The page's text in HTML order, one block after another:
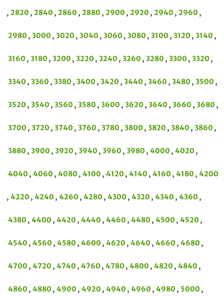
, 2820 , 2840 , 2860 , 2880 , 2900 , 2920 , 2940 , 2960 ,
2980 , 3000 , 3020 , 3040 , 3060 , 3080 , 3100 , 3120 , 3140 ,
3160 , 3180 , 3200 , 3220 , 3240 , 3260 , 3280 , 3300 , 3320 ,
3340 , 3360 , 3380 , 3400 , 3420 , 3440 , 3460 , 3480 , 3500 ,
3520 , 3540 , 3560 , 3580 , 3600 , 3620 , 3640 , 3660 , 3680 ,
3700 , 3720 , 3740 , 3760 , 3780 , 3800 , 3820 , 3840 , 3860 ,
3880 , 3900 , 3920 , 3940 , 3960 , 3980 , 4000 , 4020 ,
4040 , 4060 , 4080 , 4100 , 4120 , 4140 , 4160 , 4180 , 4200
, 4220 , 4240 , 4260 , 4280 , 4300 , 4320 , 4340 , 4360 ,
4380 , 4400 , 4420 , 4440 , 4460 , 4480 , 4500 , 4520 ,
4540 , 4560 , 4580 , 4600 , 4620 , 4640 , 4660 , 4680 ,
4700 , 4720 , 4740 , 4760 , 4780 , 4800 , 4820 , 4840 ,
4860 , 4880 , 4900 , 4920 , 4940 , 4960 , 4980 , 5000 ,